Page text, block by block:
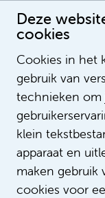
Deze
cookies
Cookies in het
gebruik van
technieken om
klein
apparaat en
maken gebruik
cookies voor
Liede
teamleider